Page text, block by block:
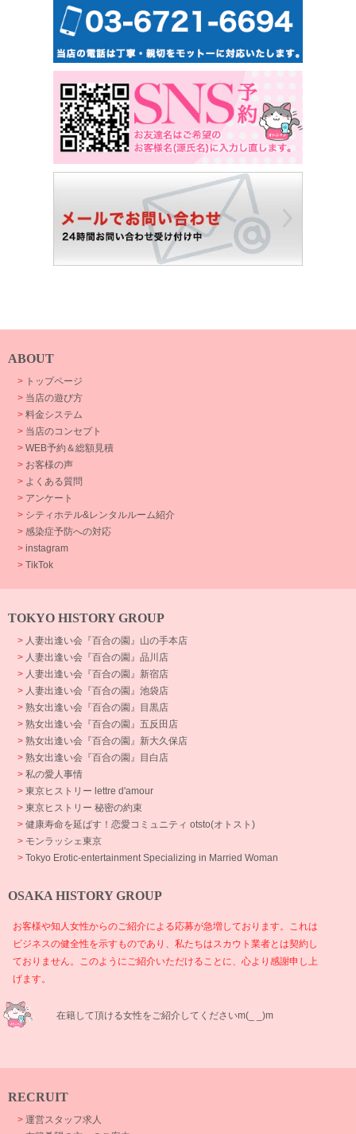
ABOUT
> トップページ
> 当店の遊び方
> 料金システム
> 当店のコンセプト
> WEB予約＆総額見積
> お客様の声
> よくある質問
> アンケート
> シティホテル&レンタルルーム紹介
> 感染症予防への対応
> instagram
> TikTok
TOKYO HISTORY GROUP
> 人妻出逢い会『百合の園』山の手本店
> 人妻出逢い会『百合の園』品川店
> 人妻出逢い会『百合の園』新宿店
> 人妻出逢い会『百合の園』池袋店
> 熟女出逢い会『百合の園』目黒店
> 熟女出逢い会『百合の園』五反田店
> 熟女出逢い会『百合の園』新大久保店
> 熟女出逢い会『百合の園』目白店
> 私の愛人事情
> 東京ヒストリー lettre d'amour
> 東京ヒストリー 秘密の約束
> 健康寿命を延ばす！恋愛コミュニティ otsto(オトスト)
> モンラッシェ東京
> Tokyo Erotic-entertainment Specializing in Married Woman
OSAKA HISTORY GROUP
お客様や知人女性からのご紹介による応募が急増しております。これは
ビジネスの健全性を示すものであり、私たちはスカウト業者とは契約し
ておりません。このようにご紹介いただけることに、心より感謝申し上
げます。
在籍して頂ける女性をご紹介してくださいm(_ _)m
RECRUIT
> 運営スタッフ求人